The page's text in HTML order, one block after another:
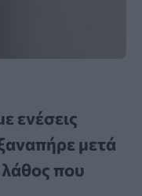
ενέσεις
μετά
που